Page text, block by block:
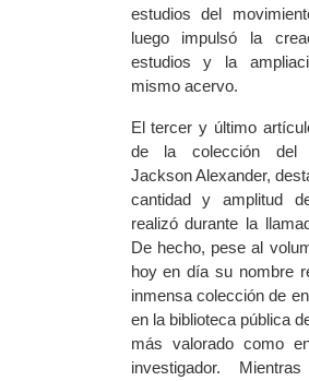
estudios del
luego impulsó la
estudios y la
mismo acervo.
El tercer y último
de la colección del
Jackson Alexander,
cantidad y amplitud
realizódurante la
De hecho, pese al
hoy en día su nombre
inmensacolección de
en la biblioteca pública
más valorado como
investigador.